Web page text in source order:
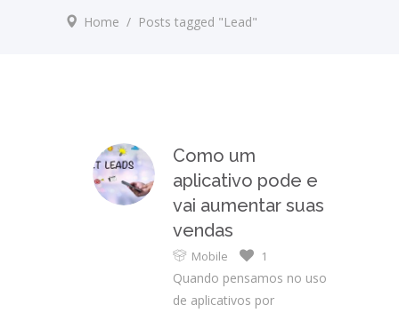
Home / Posts tagged "Lead"
Como um
aplicativo pode e
vai aumentar suas
vendas
Mobile 1
Quando pensamos no uso
de aplicativos por